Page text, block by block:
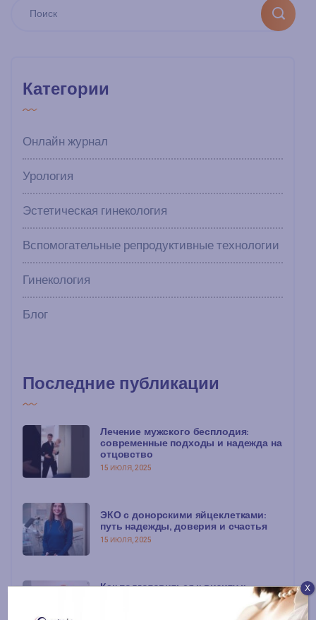
Категории
Онлайн журнал
Урология
Эстетическая гинекология
Вспомогательные репродуктивные технологии
Гинекология
Блог
Последние публикации
Лечение мужского бесплодия:
современные подходы и надежда на
отцовство
15 ИЮЛЯ, 2025
ЭКО с донорскими яйцеклетками:
путь надежды, доверия и счастья
15 ИЮЛЯ, 2025
Как подготовиться к визиту к
Х